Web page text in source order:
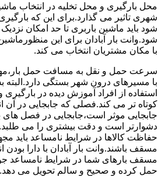
محل بارگیری و محل تخلیه در انتخاب
شهری تاثیر می گذارد.برای این که
شود باید ماشین باربری تا حد امکان
شود.وانت بار آبادان برای این
با مکان مشتریان انتخاب می کند.
سرعت حمل و نقل به مسافت حمل
با مسیرهای درون شهر بستگی دارد.البته
استفاده از افراد آموزش دیده در بارگیری
کوتاه تر می کند.فصلی که جابجایی در آن
جابجایی موثر است،جابجایی در فصل های
دشوارتر است و دقت بیشتری را می
حفاظت کالاها در شرایط نامساعد باید
مسقف باشند.وانت بار آبادان با دارا بودن
مسقف بارهای شما در شرایط نامساعد
حمل کرده و صحیح و سالم تحویل می دهد.